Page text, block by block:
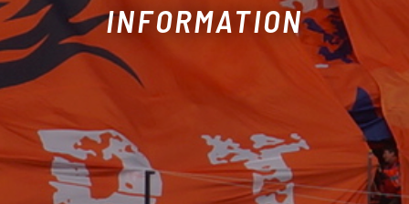
INFORMATION